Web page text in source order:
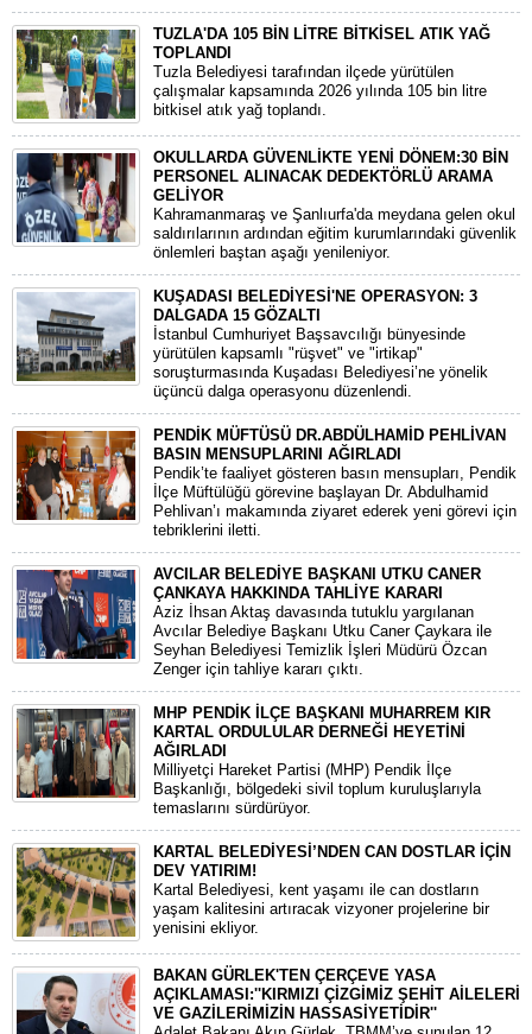
TUZLA'DA 105 BİN LİTRE BİTKİSEL ATIK YAĞ
TOPLANDI
Tuzla Belediyesi tarafından ilçede yürütülen
çalışmalar kapsamında 2026 yılında 105 bin litre
bitkisel atık yağ toplandı.
OKULLARDA GÜVENLİKTE YENİ DÖNEM:30 BİN
PERSONEL ALINACAK DEDEKTÖRLÜ ARAMA
GELİYOR
​Kahramanmaraş ve Şanlıurfa'da meydana gelen okul
saldırılarının ardından eğitim kurumlarındaki güvenlik
önlemleri baştan aşağı yenileniyor.
KUŞADASI BELEDİYESİ'NE OPERASYON: 3
DALGADA 15 GÖZALTI
​İstanbul Cumhuriyet Başsavcılığı bünyesinde
yürütülen kapsamlı "rüşvet" ve "irtikap"
soruşturmasında Kuşadası Belediyesi’ne yönelik
üçüncü dalga operasyonu düzenlendi.
PENDİK MÜFTÜSÜ DR.ABDÜLHAMİD PEHLİVAN
BASIN MENSUPLARINI AĞIRLADI
​Pendik’te faaliyet gösteren basın mensupları, Pendik
İlçe Müftülüğü görevine başlayan Dr. Abdulhamid
Pehlivan’ı makamında ziyaret ederek yeni görevi için
tebriklerini iletti.
AVCILAR BELEDİYE BAŞKANI UTKU CANER
ÇANKAYA HAKKINDA TAHLİYE KARARI
​Aziz İhsan Aktaş davasında tutuklu yargılanan
Avcılar Belediye Başkanı Utku Caner Çaykara ile
Seyhan Belediyesi Temizlik İşleri Müdürü Özcan
Zenger için tahliye kararı çıktı.
MHP PENDİK İLÇE BAŞKANI MUHARREM KIR
KARTAL ORDULULAR DERNEĞİ HEYETİNİ
AĞIRLADI
​Milliyetçi Hareket Partisi (MHP) Pendik İlçe
Başkanlığı, bölgedeki sivil toplum kuruluşlarıyla
temaslarını sürdürüyor.
KARTAL BELEDİYESİ’NDEN CAN DOSTLAR İÇİN
DEV YATIRIM!
Kartal Belediyesi, kent yaşamı ile can dostların
yaşam kalitesini artıracak vizyoner projelerine bir
yenisini ekliyor.
BAKAN GÜRLEK'TEN ÇERÇEVE YASA
AÇIKLAMASI:''KIRMIZI ÇİZGİMİZ ŞEHİT AİLELERİ
VE GAZİLERİMİZİN HASSASİYETİDİR''